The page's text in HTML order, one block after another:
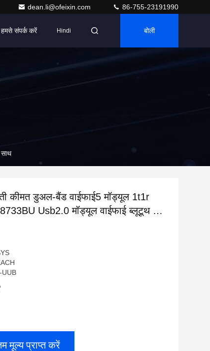
dean.li@ofeixin.com 86-755-23191990
हमसे संपर्क करें Hindi बोली
कीमत डुअल-बैंड वाईफाई5 मॉड्यूल 1t1r
Usb2.0 मॉड्यूल वाईफाई ब्लूटूथ 5.2
UUB
मूल्य प्राप्त करें